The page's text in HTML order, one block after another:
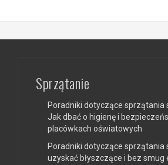
Sprzątanie
Poradniki dotyczące sprzątania
Jak dbać o higienę i
placówkach oświatowych
Poradniki dotyczące sprzątania
uzyskać błyszczące i bez smug